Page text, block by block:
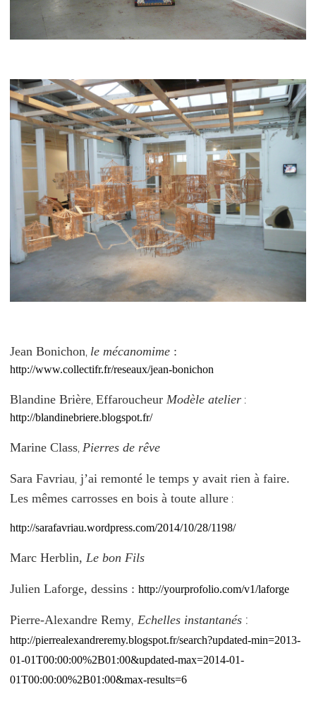
Jean Bonichon, le mécanomime :
http://www.collectifr.fr/reseaux/jean-bonichon
Blandine Brière, Effaroucheur Modèle atelier :
http://blandinebriere.blogspot.fr/
Marine Class, Pierres de rêve
Sara Favriau, j’ai remonté le temps y avait rien à faire.
Les mêmes carrosses en bois à toute allure :
http://sarafavriau.wordpress.com/2014/10/28/1198/
Marc Herblin, Le bon Fils
Julien Laforge, dessins : http://yourprofolio.com/v1/laforge
Pierre-Alexandre Remy, Echelles instantanés :
http://pierrealexandreremy.blogspot.fr/search?updated-min=2013-
01-01T00:00:00%2B01:00&updated-max=2014-01-
01T00:00:00%2B01:00&max-results=6